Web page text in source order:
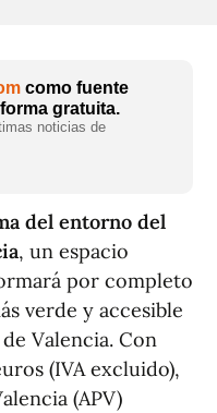
como fuente
gratuita.
noticias de
del entorno del
, un espacio
por completo
verde y accesible
Valencia. Con
(IVA excluido),
(APV)